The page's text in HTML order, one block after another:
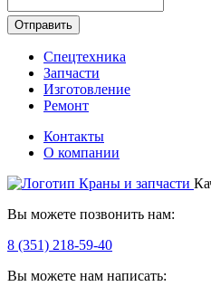
Отправить
Спецтехника
Запчасти
Изготовление
Ремонт
Контакты
О компании
Вы можете позвонить нам:
8 (351) 218-59-40
Вы можете нам написать: